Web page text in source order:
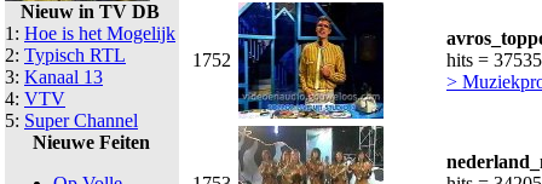
Nieuw in TV DB
1: Hoe is het Mogelijk
2: Typisch RTL
3: Kanaal 13
4: VTV
5: Super Channel
Nieuwe Feiten
1752
hits = 37535
>